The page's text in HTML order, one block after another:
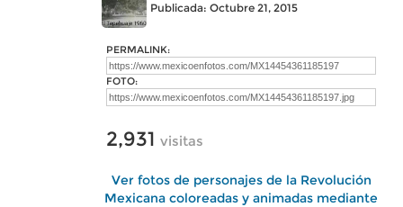
Publicada: Octubre 21, 2015
PERMALINK:
FOTO:
2,931 visitas
Ver fotos de personajes de la Revolución
Mexicana coloreadas y animadas mediante